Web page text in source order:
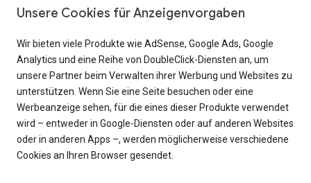
Unsere Cookies für Anzeigenvorgaben
Wir bieten viele Produkte wie AdSense, Google Ads, Google
Analytics und eine Reihe von DoubleClick-Diensten an, um
unsere Partner beim Verwalten ihrer Werbung und Websites zu
unterstützen. Wenn Sie eine Seite besuchen oder eine
Werbeanzeige sehen, für die eines dieser Produkte verwendet
wird – entweder in Google-Diensten oder auf anderen Websites
oder in anderen Apps –, werden möglicherweise verschiedene
Cookies an Ihren Browser gesendet.